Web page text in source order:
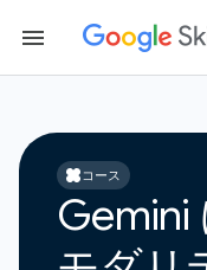
コース
Gemini